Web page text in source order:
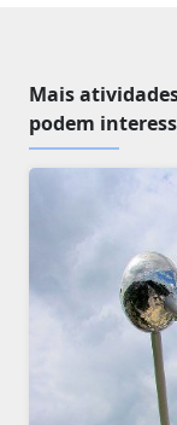
Mais
podem